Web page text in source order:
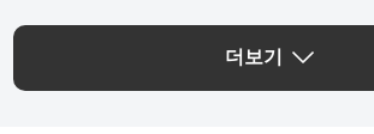
더보기